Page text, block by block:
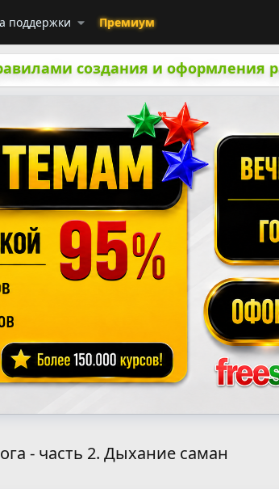
поддержки Премиум
создания и оформления
- часть 2. Дыхание саман